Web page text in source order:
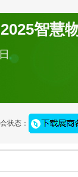
智慧
状态：